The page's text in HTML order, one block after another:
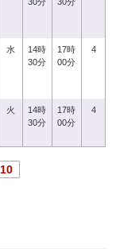
水
14時
30分
17時
00分
4
火
14時
30分
17時
00分
4
10